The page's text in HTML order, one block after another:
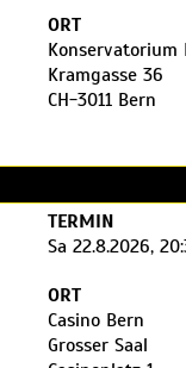
ORT
Konservatorium
Kramgasse 36
CH-3011 Bern
TERMIN
Sa 22.8.2026,
ORT
Casino Bern
Grosser Saal